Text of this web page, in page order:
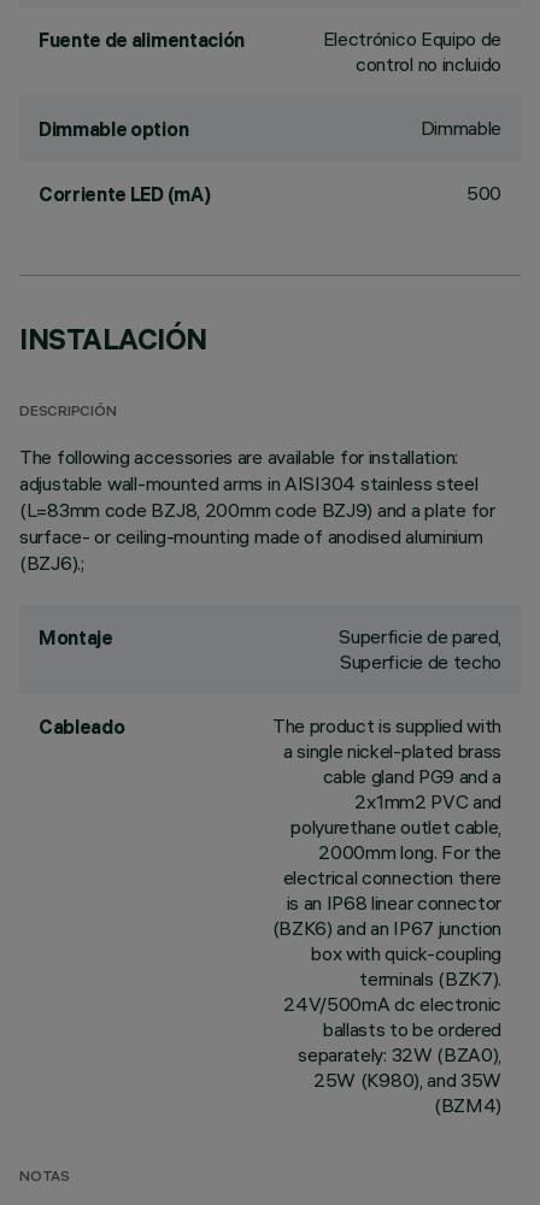
Fuente de alimentación
Electrónico Equipo de
control no incluido
Dimmable option Dimmable
Corriente LED (mA) 500
INSTALACIÓN
DESCRIPCIÓN
The following accessories are available for installation:
adjustable wall-mounted arms in AISI304 stainless steel
(L=83mm code BZJ8, 200mm code BZJ9) and a plate for
surface- or ceiling-mounting made of anodised aluminium
(BZJ6).;
Montaje
Superficie de pared,
Superficie de techo
Cableado
The product is supplied with
a single nickel-plated brass
cable gland PG9 and a
2x1mm2 PVC and
polyurethane outlet cable,
2000mm long. For the
electrical connection there
is an IP68 linear connector
(BZK6) and an IP67 junction
box with quick-coupling
terminals (BZK7).
24V/500mA dc electronic
ballasts to be ordered
separately: 32W (BZA0),
25W (K980), and 35W
(BZM4)
NOTAS